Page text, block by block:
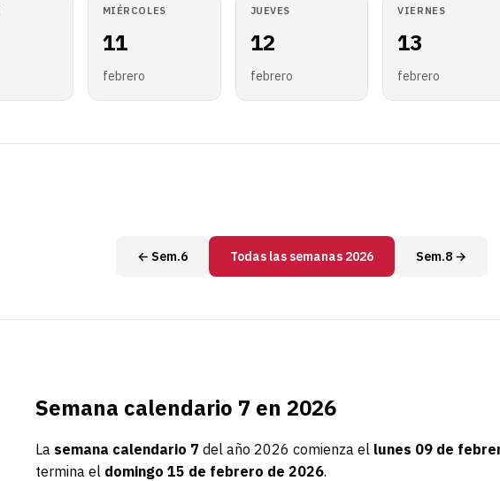
MIÉRCOLES
11
febrero
JUEVES
12
febrero
VIERNES
13
febrero
← Sem.6 Todas las semanas 2026 Sem.8 →
Semana calendario 7 en 2026
La semana calendario 7 del año 2026 comienza el lunes 09 de
termina el domingo 15 de febrero de 2026.